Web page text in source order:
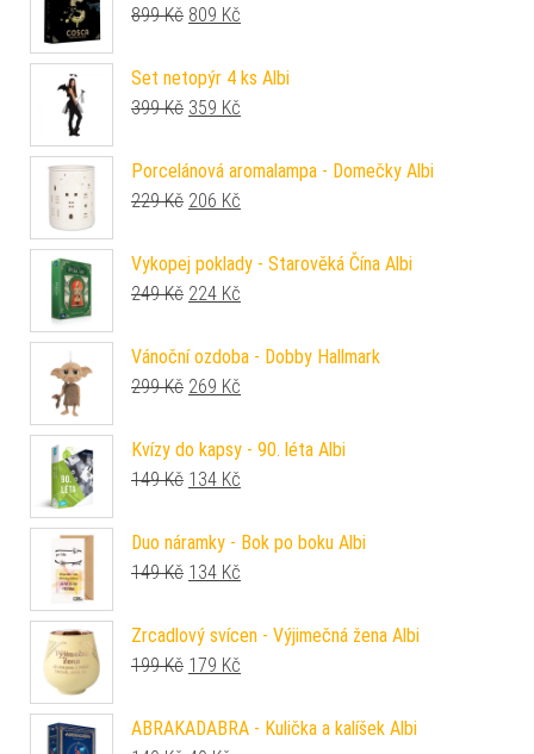
899Kč Původní cena byla: 899 Kč.
809 Kč
Set netopýr 4 ks Albi
399Kč Původní cena byla: 399 Kč.
359 Kč
Porcelánová aromalampa - Domečky Albi
229Kč Původní cena byla: 229 Kč.
206 Kč
Vykopej poklady - Starověká Čína Albi
249Kč Původní cena byla: 249 Kč.
224 Kč
Vánoční ozdoba - Dobby Hallmark
299Kč Původní cena byla: 299 Kč.
269 Kč
Kvízy do kapsy - 90. léta Albi
149Kč Původní cena byla: 149 Kč.
134 Kč
Duo náramky - Bok po boku Albi
149Kč Původní cena byla: 149 Kč.
134 Kč
Zrcadlový svícen - Výjimečná žena Albi
199Kč Původní cena byla: 199 Kč.
179 Kč
ABRAKADABRA - Kulička a kalíšek Albi